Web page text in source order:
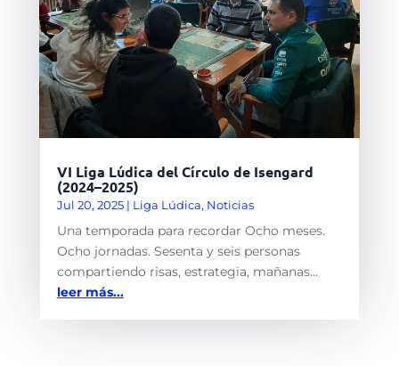
VI Liga Lúdica del Círculo de Isengard
(2024–2025)
Jul 20, 2025| Liga Lúdica, Noticias
Una temporada para recordar Ocho meses.
Ocho jornadas. Sesenta y seis personas
compartiendo risas, estrategia, mañanas...
leer más...